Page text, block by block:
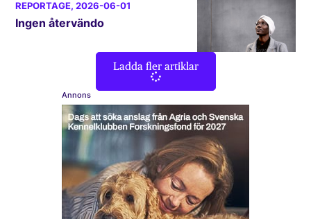
REPORTAGE, 2026-06-01
Ingen återvändo
Ladda fler artiklar
Annons